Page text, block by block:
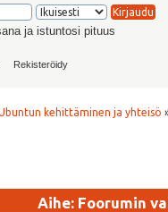
ja istuntosi pituus
Rekisteröidy
kehittäminen ja yhteisö
Aihe: Foorumin